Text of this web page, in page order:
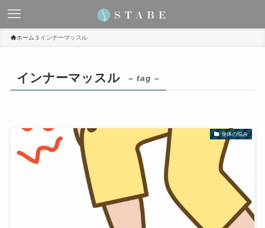
ホーム インナーマッスル
インナーマッスル – tag –
身体の悩み